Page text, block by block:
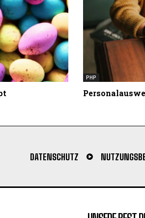
PHP
DATENSCHUTZ